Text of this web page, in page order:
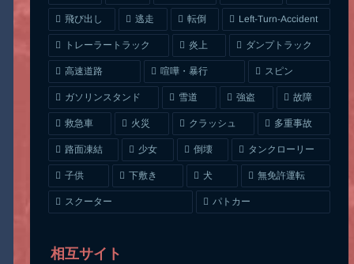
飛び出し 逃走 転倒 Left-Turn-Accident
トレーラートラック 炎上 ダンプトラック
高速道路 喧嘩・暴行 スピン
ガソリンスタンド 雪道 強盗 故障
救急車 火災 クラッシュ 多重事故
路面凍結 少女 倒壊 タンクローリー
子供 下敷き 犬 無免許運転
スクーター パトカー
相互サイト